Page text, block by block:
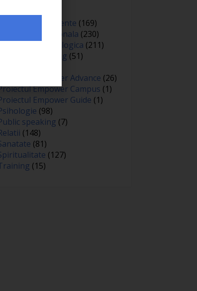
Oameni si experiente (169)
Optimizare personala (230)
Optimizare psihologica (211)
Personal branding (51)
Proiectul Empower Advance (26)
Empower Campus (1)
Empower Guide (1)
(98)
speaking (7)
(148)
(81)
(127)
(15)